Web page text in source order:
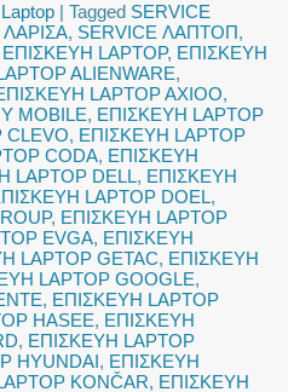
|Tagged SERVICE
ΛΑΡΙΣΑ, SERVICE ΛΑΠΤΟΠ,
ΕΠΙΣΚΕΥΗ LAPTOP, ΕΠΙΣΚΕΥΗ
ALIENWARE,
LAPTOP AXIOO,
MOBILE, ΕΠΙΣΚΕΥΗ LAPTOP
, ΕΠΙΣΚΕΥΗ LAPTOP
CODA, ΕΠΙΣΚΕΥΗ
LAPTOP DELL, ΕΠΙΣΚΕΥΗ
LAPTOP DOEL,
, ΕΠΙΣΚΕΥΗ LAPTOP
EVGA, ΕΠΙΣΚΕΥΗ
LAPTOP GETAC, ΕΠΙΣΚΕΥΗ
LAPTOP GOOGLE,
, ΕΠΙΣΚΕΥΗ LAPTOP
HASEE, ΕΠΙΣΚΕΥΗ
, ΕΠΙΣΚΕΥΗ LAPTOP
HYUNDAI, ΕΠΙΣΚΕΥΗ
KONČAR, ΕΠΙΣΚΕΥΗ